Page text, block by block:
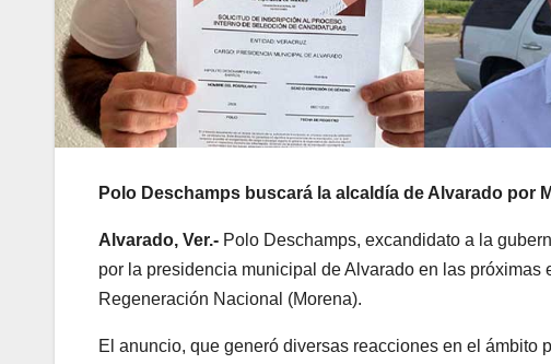
Polo Deschamps buscará la alcaldía de Alvarado por
Alvarado, Ver.- Polo Deschamps, excandidato a la
por la presidencia municipal de Alvarado en las
Regeneración Nacional (Morena).
El anuncio, que generó diversas reacciones en el